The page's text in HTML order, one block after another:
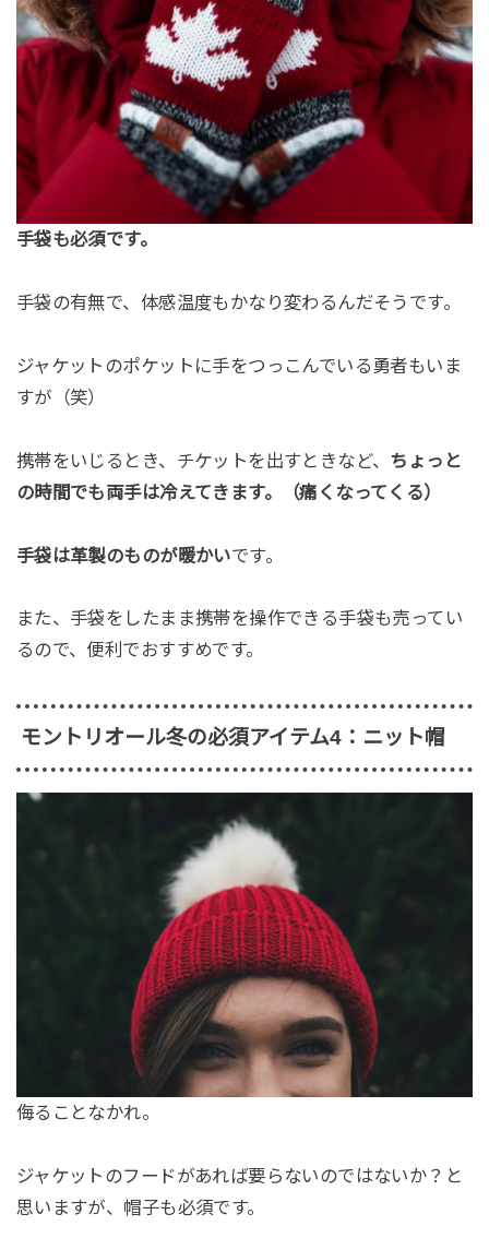
手袋も必須です。
手袋の有無で、体感温度もかなり変わるんだそうです。
ジャケットのポケットに手をつっこんでいる勇者もいま
すが（笑）
携帯をいじるとき、チケットを出すときなど、 ちょっと
の時間でも両手は冷えてきます。（痛くなってくる）
手袋は革製のものが暖かいです。
また、手袋をしたまま携帯を操作できる手袋も売ってい
るので、便利でおすすめです。
モントリオール冬の必須アイテム4：ニット帽
侮ることなかれ。
ジャケットのフードがあれば要らないのではないか？と
思いますが、帽子も必須です。